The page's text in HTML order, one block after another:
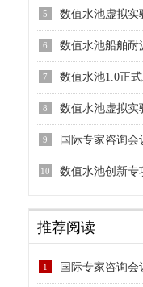
5
6
7 数值水池1.0正
8 数值水池虚拟实
9 国际专家咨询会
10
推荐阅读
1 国际专家咨询会